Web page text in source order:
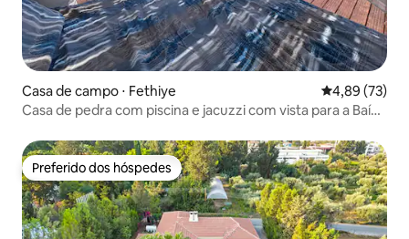
Casa de campo ⋅ Fethiye 4,89 de uma
4,89 (73)
Casa de pedra com piscina e jacuzzi com vista para a Baía
Preferido dos hóspedes
Preferido dos hóspedes